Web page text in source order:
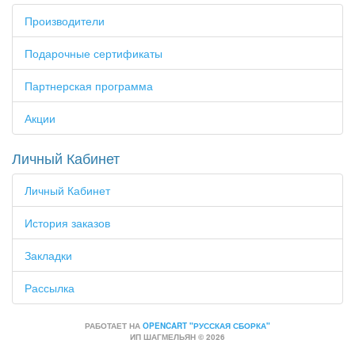
Производители
Подарочные сертификаты
Партнерская программа
Акции
Личный Кабинет
Личный Кабинет
История заказов
Закладки
Рассылка
РАБОТАЕТ НА OPENCART "РУССКАЯ СБОРКА"
ИП ШАГМЕЛЬЯН © 2026